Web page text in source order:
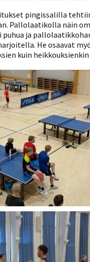
pingissalilla
Pallolaatikolla näin
puhua ja
He osaavat
kuin